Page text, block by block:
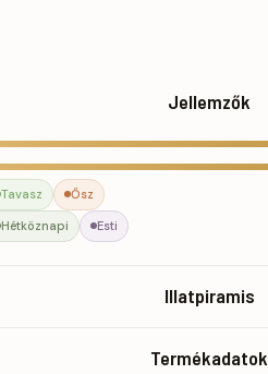
Jellemzők
Tavasz Ősz
Hétköznapi Esti
Illatpiramis
Termékadatok